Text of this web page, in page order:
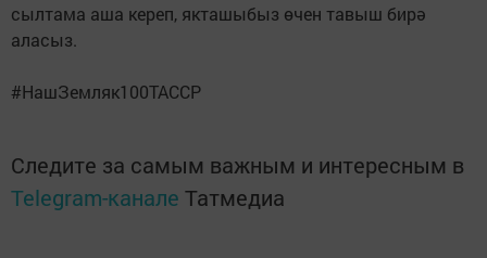
сылтама аша кереп, якташыбыз өчен тавыш бирә
аласыз.
#НашЗемляк100ТАССР
Следите за самым важным и интересным в
Telegram-канале Татмедиа